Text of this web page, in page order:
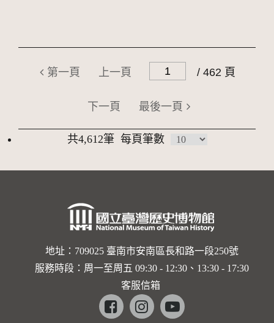
第一頁 上一頁 / 462 頁
下一頁 最後一頁
共4,612筆 每頁筆數
地址：709025 臺南市安南區長和路一段250號
服務時段：周一至周五 09:30 - 12:30、13:30 - 17:30
客服信箱
Facebookinstagramyoutube